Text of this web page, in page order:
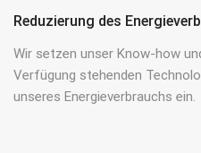
Reduzierung des
Wir setzen unser Know-how
Verfügung stehenden
unseres Energieverbrauchs ein.